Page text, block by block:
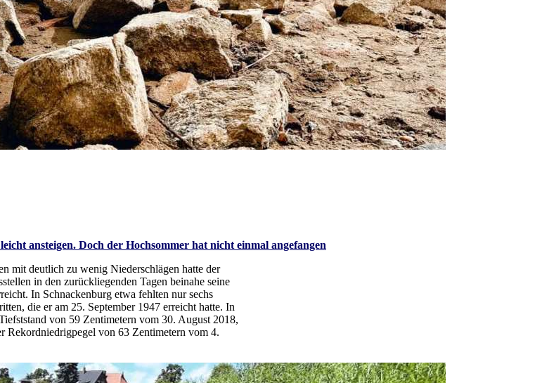
ansteigen. Doch der Hochsommer hat nicht einmal angefangen
mit deutlich zu wenig Niederschlägen hatte der
in den zurückliegenden Tagen beinahe seine
In Schnackenburg etwa fehlten nur sechs
die er am 25. September 1947 erreicht hatte. In
von 59 Zentimetern vom 30. August 2018,
Rekordniedrigpegel von 63 Zentimetern vom 4.